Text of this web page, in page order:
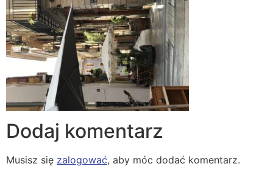
Dodaj komentarz
Musisz się zalogować, aby móc dodać komentarz.